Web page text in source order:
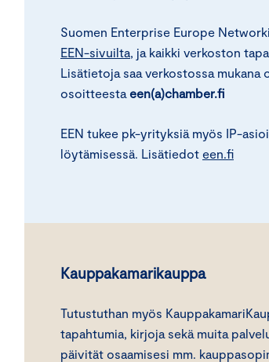
Suomen Enterprise Europe
EEN-sivuilta, ja kaikki verkoston
Lisätietoja saa verkostossa mukana
osoitteesta een(a)chamber.fi
EEN tukee pk-yrityksiä myös IP-
löytämisessä. Lisätiedot een.fi
Kauppakamarikauppa
Tutustuthan myös
tapahtumia, kirjoja sekä muita
päivität osaamisesi mm.